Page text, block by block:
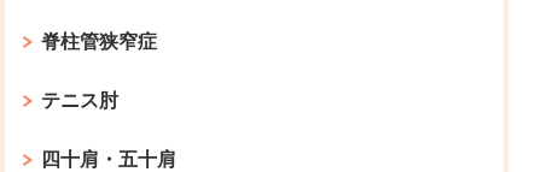
脊柱管狭窄症
テニス肘
四十肩・五十肩